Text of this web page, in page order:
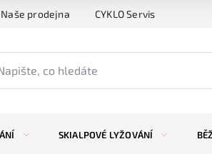
Naše prodejna CYKLO Servis
SKIALPOVÉ LYŽOVÁNÍ